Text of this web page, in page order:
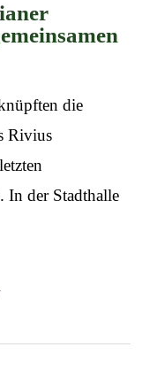
die
Rivius
In der Stadthalle